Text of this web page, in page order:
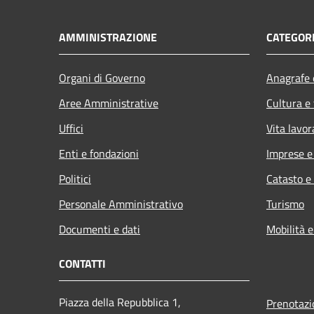
AMMINISTRAZIONE
Organi di Governo
Aree Amministrative
Uffici
Enti e fondazioni
Politici
Personale Amministrativo
Documenti e dati
Cultura
Vita
Imprese
Catasto
Turismo
Mobilità
CONTATTI
Piazza della Repubblica 1,